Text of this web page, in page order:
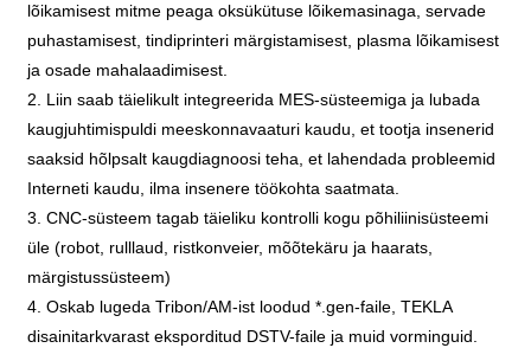
lõikamisest mitme peaga oksükütuse lõikemasinaga, servade
puhastamisest, tindiprinteri märgistamisest, plasma lõikamisest
ja osade mahalaadimisest.
2. Liin saab täielikult integreerida MES-süsteemiga ja lubada
kaugjuhtimispuldi meeskonnavaaturi kaudu, et tootja insenerid
saaksid hõlpsalt kaugdiagnoosi teha, et lahendada probleemid
Interneti kaudu, ilma insenere töökohta saatmata.
3. CNC-süsteem tagab täieliku kontrolli kogu põhiliinisüsteemi
üle (robot, rulllaud, ristkonveier, mõõtekäru ja haarats,
märgistussüsteem)
4. Oskab lugeda Tribon/AM-ist loodud *.gen-faile, TEKLA
disainitarkvarast eksporditud DSTV-faile ja muid vorminguid.